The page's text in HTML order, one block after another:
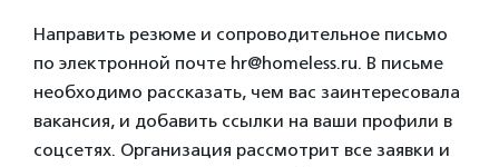
Направить резюме и сопроводительное письмо
по электронной почте hr@homeless.ru. В письме
необходимо рассказать, чем вас заинтересовала
вакансия, и добавить ссылки на ваши профили в
соцсетях. Организация рассмотрит все заявки и